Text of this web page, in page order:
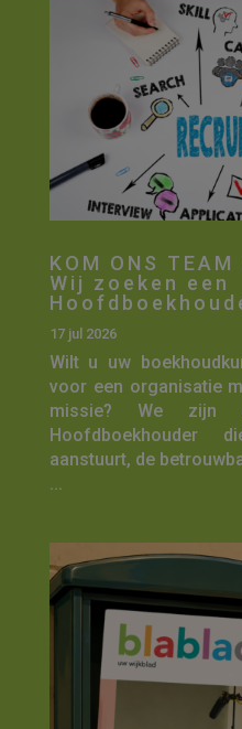
KOM ONS TEAM
Wij zoeken een
17 jul 2026
Wilt u uw
voor een organisatie
missie? We zijn
Hoofdboekhouder
aanstuurt, de
...